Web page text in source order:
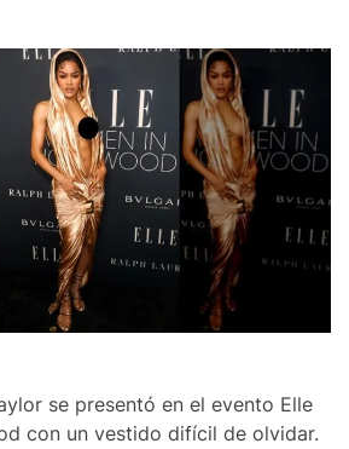
se presentó en el evento Elle
con un vestido difícil de olvidar.